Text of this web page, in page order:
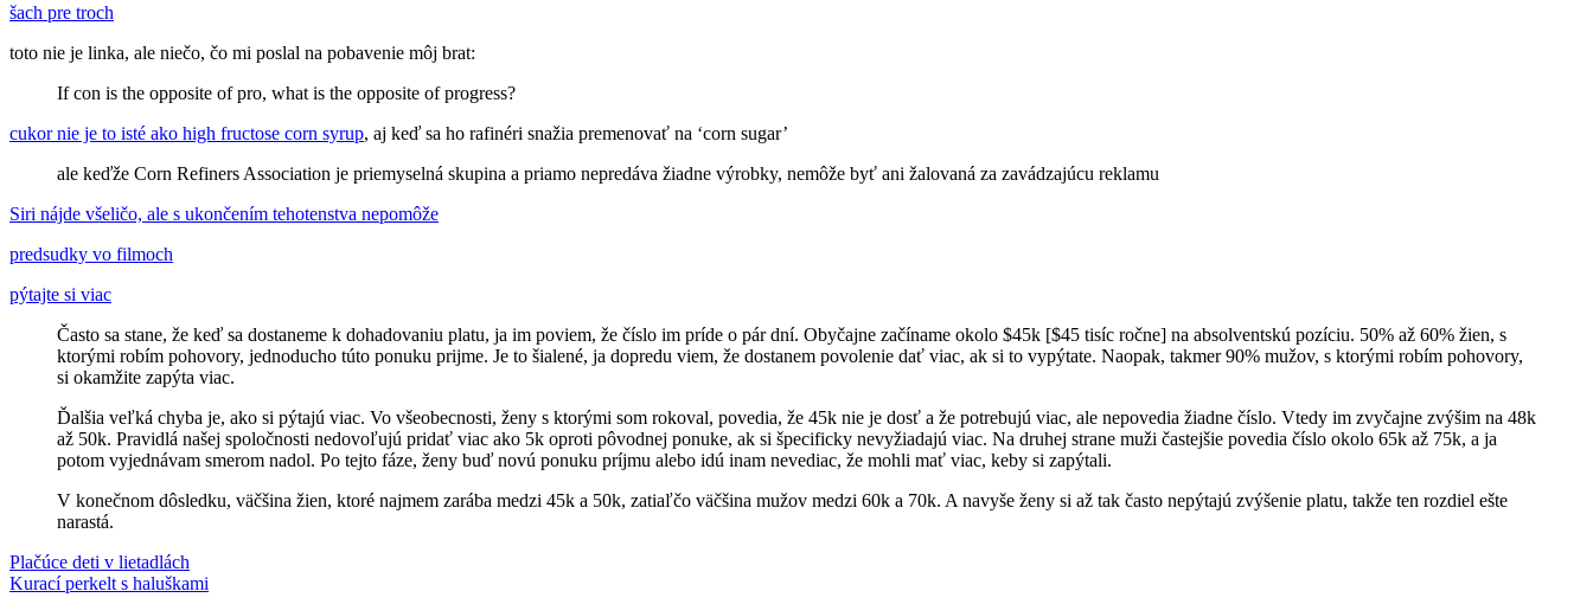
šach pre troch
toto nie je linka, ale niečo, čo mi poslal na pobavenie môj brat:
If con is the opposite of pro, what is the opposite of progress?
cukor nie je to isté ako high fructose corn syrup, aj keď sa ho rafinéri snažia premenovať na ‘corn sugar’
ale keďže Corn Refiners Association je priemyselná skupina a priamo nepredáva žiadne výrobky, nemôže byť ani žalovaná za zavádzajúcu reklamu
Siri nájde všeličo, ale s ukončením tehotenstva nepomôže
predsudky vo filmoch
pýtajte si viac
Často sa stane, že keď sa dostaneme k dohadovaniu platu, ja im poviem, že číslo im príde o pár dní. Obyčajne začíname okolo $45k [$45 tisíc ročne] na absolventskú pozíciu. 50% až 60% žien, s
ktorými robím pohovory, jednoducho túto ponuku prijme. Je to šialené, ja dopredu viem, že dostanem povolenie dať viac, ak si to vypýtate. Naopak, takmer 90% mužov, s ktorými robím pohovory,
si okamžite zapýta viac.
Ďalšia veľká chyba je, ako si pýtajú viac. Vo všeobecnosti, ženy s ktorými som rokoval, povedia, že 45k nie je dosť a že potrebujú viac, ale nepovedia žiadne číslo. Vtedy im zvyčajne zvýšim na 48k
až 50k. Pravidlá našej spoločnosti nedovoľujú pridať viac ako 5k oproti pôvodnej ponuke, ak si špecificky nevyžiadajú viac. Na druhej strane muži častejšie povedia číslo okolo 65k až 75k, a ja
potom vyjednávam smerom nadol. Po tejto fáze, ženy buď novú ponuku príjmu alebo idú inam nevediac, že mohli mať viac, keby si zapýtali.
V konečnom dôsledku, väčšina žien, ktoré najmem zarába medzi 45k a 50k, zatiaľčo väčšina mužov medzi 60k a 70k. A navyše ženy si až tak často nepýtajú zvýšenie platu, takže ten rozdiel ešte
narastá.
cukorfeminizmusfilmpôrod
žienrovnoprávnosťšachsiriukončenie
Post
Previous
Post:
Plačúce deti v lietadlách
Next
Kurací perkelt s haluškami